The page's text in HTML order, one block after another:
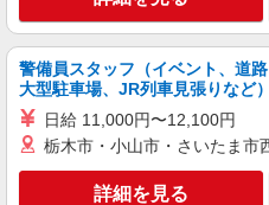
時給1550円
三重県四日
キープ
紹介予定派遣
パーソルファクトリーパートナー
警備員スタッフ（イベント、道路
大型駐車場、JR列車見張りなど）
日給 11,000円〜12,100円
栃木市・小山市・さいたま市
詳細を見る